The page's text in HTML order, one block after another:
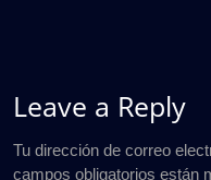
Leave a Reply
Tu dirección de correo
campos obligatorios están